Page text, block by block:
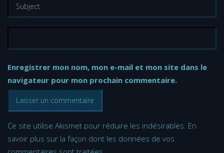
Enregistrer mon nom, mon e-mail et mon site dans le
navigateur pour mon prochain commentaire.
Ce site utilise Akismet pour réduire les indésirables. En
savoir plus sur la façon dont les données de vos